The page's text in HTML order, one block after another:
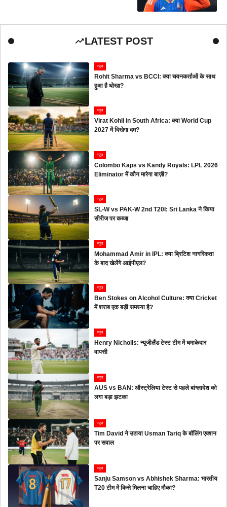
LATEST POST
न्यूज
Rohit Sharma vs BCCI: क्या चयनकर्ताओं के साथ
हुआ है धोखा?
न्यूज
Virat Kohli in South Africa: क्या World Cup
2027 में दिखेगा दम?
न्यूज
Colombo Kaps vs Kandy Royals: LPL 2026
Eliminator में कौन मारेगा बाज़ी?
न्यूज
SL-W vs PAK-W 2nd T20I: Sri Lanka ने किया
सीरीज पर कब्जा
न्यूज
Mohammad Amir in IPL: क्या ब्रिटिश नागरिकता
के बाद खेलेंगे आईपीएल?
न्यूज
Ben Stokes on Alcohol Culture: क्या Cricket
में शराब एक बड़ी समस्या है?
न्यूज
Henry Nicholls: न्यूजीलैंड टेस्ट टीम में धमाकेदार
वापसी
न्यूज
AUS vs BAN: ऑस्ट्रेलिया टेस्ट से पहले बांग्लादेश को
लगा बड़ा झटका
न्यूज
Tim David ने उठाया Usman Tariq के बॉलिंग एक्शन
पर सवाल
न्यूज
Sanju Samson vs Abhishek Sharma: भारतीय
T20 टीम में किसे मिलना चाहिए मौका?